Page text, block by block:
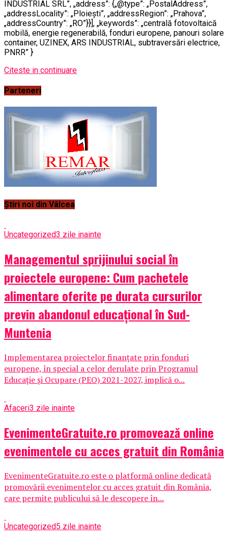
INDUSTRIAL SRL”, „address”: {„@type”: „PostalAddress”,
„addressLocality”: „Ploiești”, „addressRegion”: „Prahova”,
„addressCountry”: „RO”}}], „keywords”: „centrală fotovoltaică
mobilă, energie regenerabilă, fonduri europene, panouri solare
container, UZINEX, ARS INDUSTRIAL, subtraversări electrice,
PNRR” }
Citeste in continuare
Parteneri
Știri noi din Vâlcea
Uncategorized3 zile inainte
Managementul sprijinului social în
proiectele europene: Cum pachetele
alimentare oferite pe durata cursurilor
previn abandonul educațional în Sud-
Muntenia
Implementarea proiectelor finanțate prin fonduri
europene, în special a celor derulate prin Programul
Educație și Ocupare (PEO) 2021-2027, implică o...
Afaceri3 zile inainte
EvenimenteGratuite.ro promovează online
evenimentele cu acces gratuit din România
EvenimenteGratuite.ro este o platformă online dedicată
promovării evenimentelor cu acces gratuit din România,
care permite publicului să le descopere în...
Uncategorized5 zile inainte